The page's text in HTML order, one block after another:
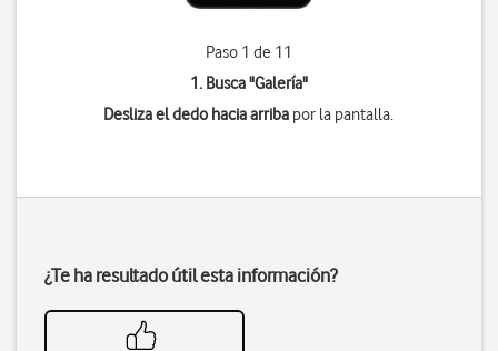
Paso 1 de 11
1. Busca "Galería"
Desliza el dedo hacia arriba por la pantalla.
¿Te ha resultado útil esta información?